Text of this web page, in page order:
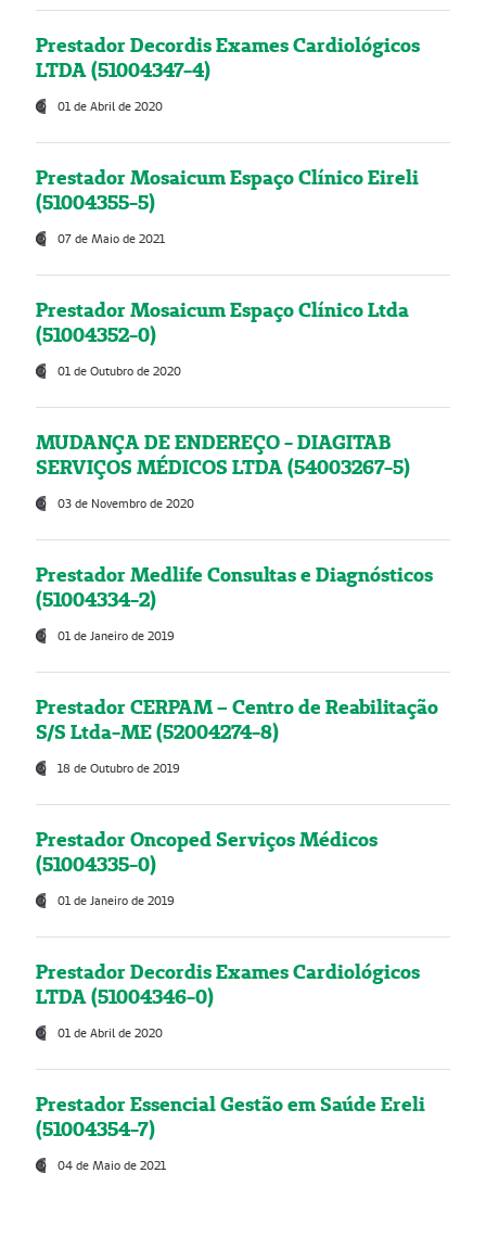
Prestador Decordis Exames Cardiológicos
LTDA (51004347-4)
01 de Abril de 2020
Prestador Mosaicum Espaço Clínico Eireli
(51004355-5)
07 de Maio de 2021
Prestador Mosaicum Espaço Clínico Ltda
(51004352-0)
01 de Outubro de 2020
MUDANÇA DE ENDEREÇO - DIAGITAB
SERVIÇOS MÉDICOS LTDA (54003267-5)
03 de Novembro de 2020
Prestador Medlife Consultas e Diagnósticos
(51004334-2)
01 de Janeiro de 2019
Prestador CERPAM – Centro de Reabilitação
S/S Ltda-ME (52004274-8)
18 de Outubro de 2019
Prestador Oncoped Serviços Médicos
(51004335-0)
01 de Janeiro de 2019
Prestador Decordis Exames Cardiológicos
LTDA (51004346-0)
01 de Abril de 2020
Prestador Essencial Gestão em Saúde Ereli
(51004354-7)
04 de Maio de 2021